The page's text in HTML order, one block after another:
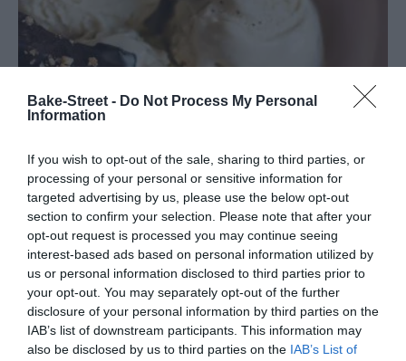
Bake-Street - Do Not Process My Personal
Information
If you wish to opt-out of the sale, sharing to third parties, or
processing of your personal or sensitive information for
targeted advertising by us, please use the below opt-out
section to confirm your selection. Please note that after your
opt-out request is processed you may continue seeing
interest-based ads based on personal information utilized by
us or personal information disclosed to third parties prior to
your opt-out. You may separately opt-out of the further
disclosure of your personal information by third parties on the
IAB’s list of downstream participants. This information may
also be disclosed by us to third parties on the IAB’s List of
Helado de chocolate blanco y
pimienta de Jamaica
Que maravillosa sensación nos aporta saborear un delicioso
helado en verano. Y es que es casi imposible concebir el paso de